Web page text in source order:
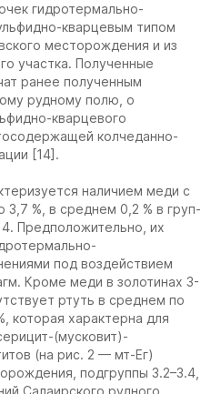
гидротермально-
кварцевым типом
месторождения и из
участка. Полученные
ранее полученным
рудному полю, о
кварцевого
колчеданно-
[14].
наличием меди с
%, в среднем 0,2 % в груп-
Предположительно, их
под воздействием
Кроме меди в золотинах 3-
ртуть в среднем по
которая характерна для
(мусковит)-
(на рис. 2 — мт-Ег)
подгруппы 3.2–3.4,